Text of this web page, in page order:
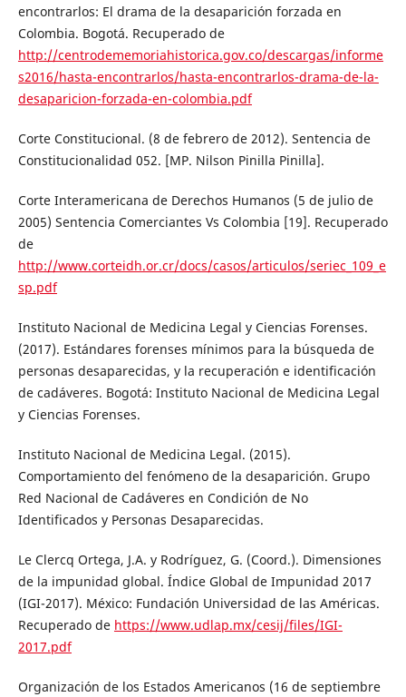
encontrarlos: El drama de la desaparición forzada en
Colombia. Bogotá. Recuperado de
http://centrodememoriahistorica.gov.co/descargas/informe
s2016/hasta-encontrarlos/hasta-encontrarlos-drama-de-la-
desaparicion-forzada-en-colombia.pdf
Corte Constitucional. (8 de febrero de 2012). Sentencia de
Constitucionalidad 052. [MP. Nilson Pinilla Pinilla].
Corte Interamericana de Derechos Humanos (5 de julio de
2005) Sentencia Comerciantes Vs Colombia [19]. Recuperado
de
http://www.corteidh.or.cr/docs/casos/articulos/seriec_109_e
sp.pdf
Instituto Nacional de Medicina Legal y Ciencias Forenses.
(2017). Estándares forenses mínimos para la búsqueda de
personas desaparecidas, y la recuperación e identificación
de cadáveres. Bogotá: Instituto Nacional de Medicina Legal
y Ciencias Forenses.
Instituto Nacional de Medicina Legal. (2015).
Comportamiento del fenómeno de la desaparición. Grupo
Red Nacional de Cadáveres en Condición de No
Identificados y Personas Desaparecidas.
Le Clercq Ortega, J.A. y Rodríguez, G. (Coord.). Dimensiones
de la impunidad global. Índice Global de Impunidad 2017
(IGI-2017). México: Fundación Universidad de las Américas.
Recuperado de https://www.udlap.mx/cesij/files/IGI-
2017.pdf
Organización de los Estados Americanos (16 de septiembre